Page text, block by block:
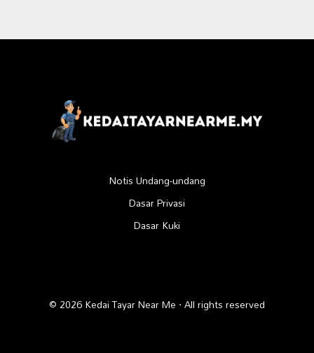
Notis Undang-undang
Dasar Privasi
Dasar Kuki
© 2026 Kedai Tayar Near Me · All rights reserved